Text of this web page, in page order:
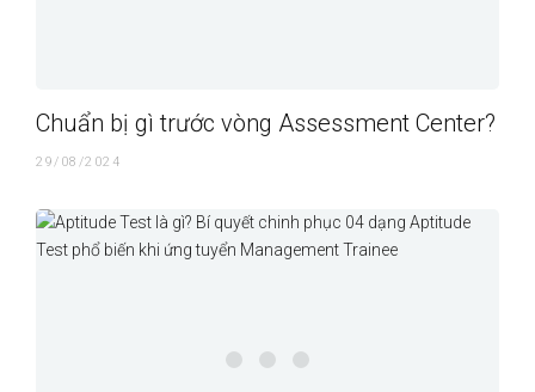
Chuẩn bị gì trước vòng Assessment Center?
29/08/2024